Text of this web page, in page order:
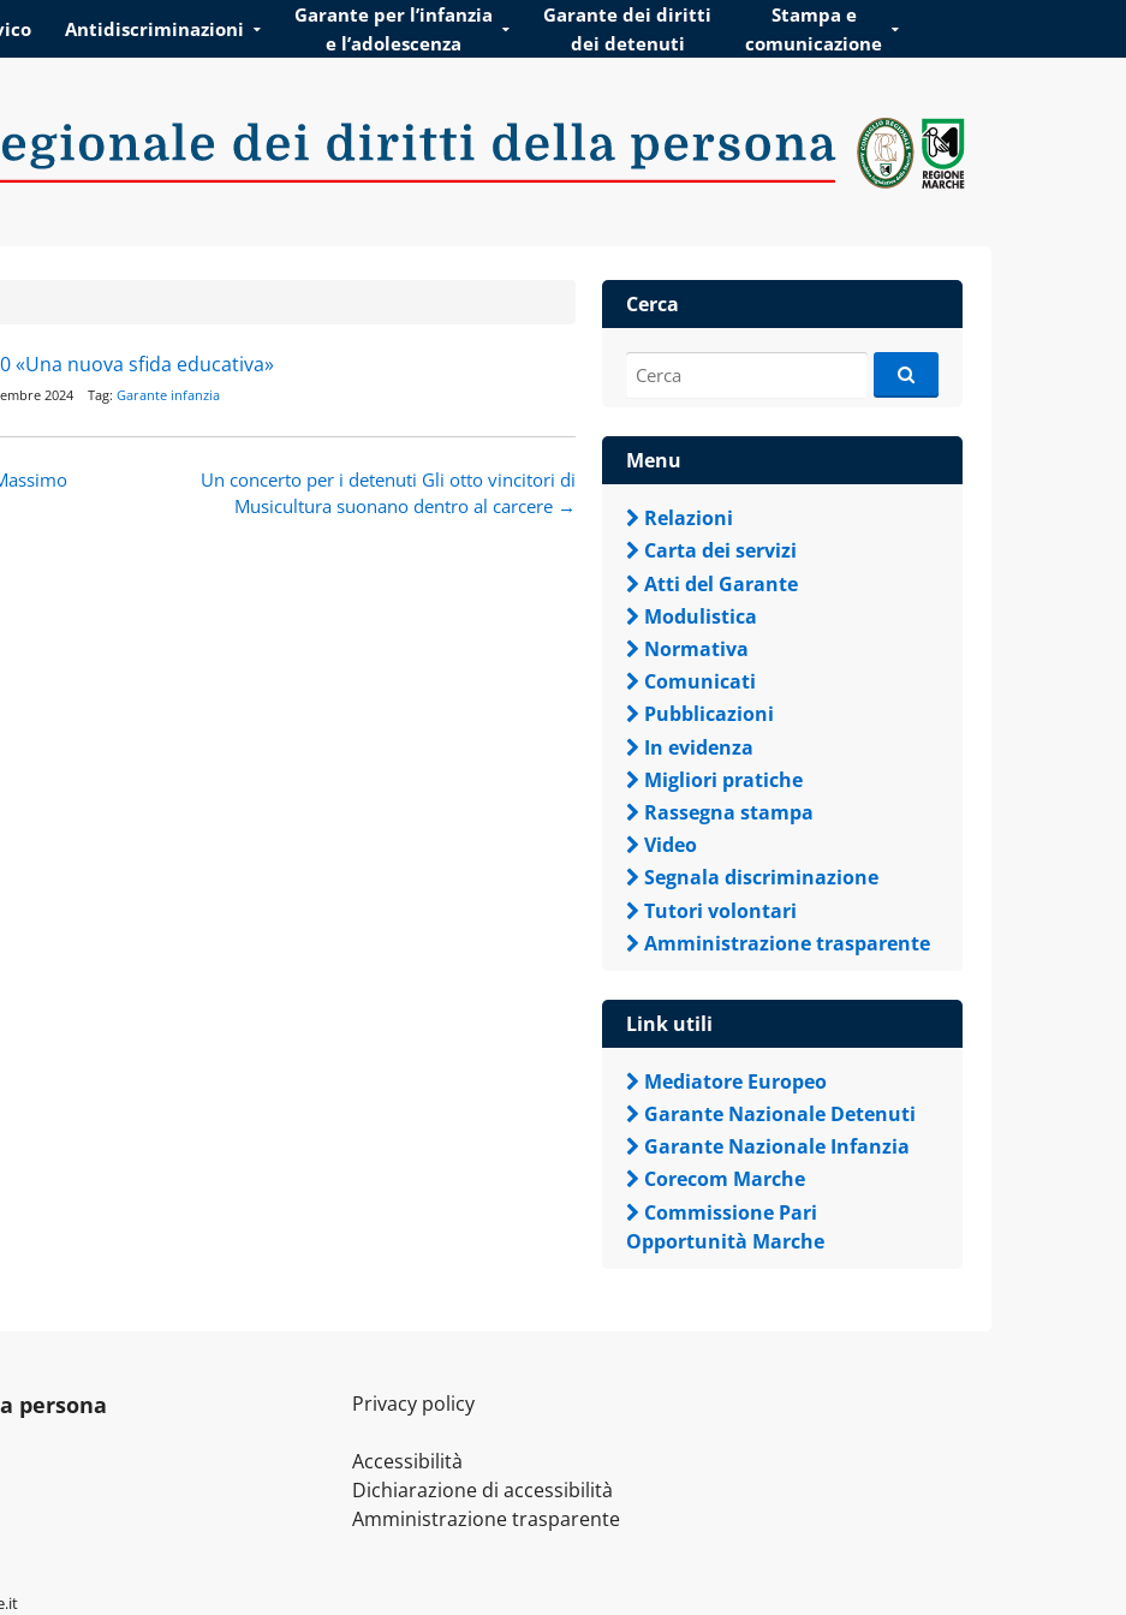
Antidiscriminazioni
Garante per l’infanzia
e l’adolescenza
Garante dei diritti
dei detenuti
Stampa e
comunicazione
«Una nuova sfida educativa»
2024 Tag: Garante infanzia
Un concerto per i detenuti Gli otto vincitori di
Musicultura suonano dentro al carcere →
Cerca
Cerca:
Menu
Relazioni
Carta dei servizi
Atti del Garante
Modulistica
Normativa
Comunicati
Pubblicazioni
In evidenza
Migliori pratiche
Rassegna stampa
Video
Segnala discriminazione
Tutori volontari
Amministrazione trasparente
Link utili
Mediatore Europeo
Garante Nazionale Detenuti
Garante Nazionale Infanzia
Corecom Marche
Commissione Pari
Opportunità Marche
persona Privacy policy
Accessibilità
Dichiarazione di accessibilità
Amministrazione trasparente